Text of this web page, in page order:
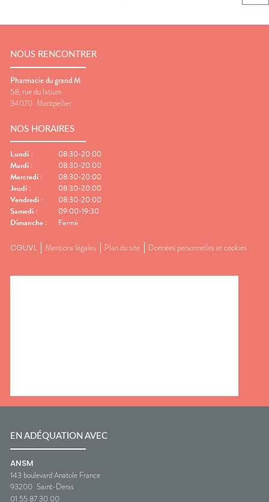
NOUS RENCONTRER
Pharmacie du grand M
58, rue du latium
34070 Montpellier
NOS HORAIRES
Lundi :
08:30-20:00
Mardi :
08:30-20:00
Mercredi :
08:30-20:00
Jeudi :
08:30-20:00
Vendredi :
08:30-20:00
Samedi :
09:00-19:30
Dimanche : Fermé
CGUVL Mentions légales Plan du site Données personnelles et cookies
EN ADÉQUATION AVEC
ANSM
143 boulevard Anatole France
93200 Saint-Denis
01 55 87 30 00